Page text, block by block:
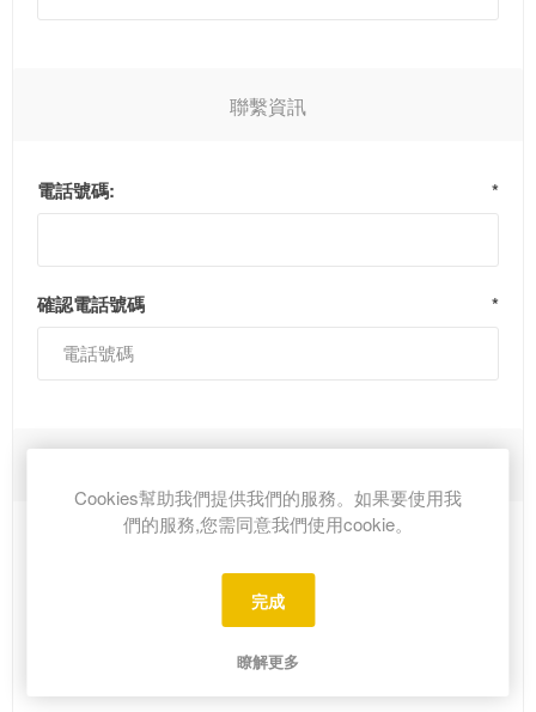
聯繫資訊
電話號碼: *
確認電話號碼 *
Cookies幫助我們提供我們的服務。如果要使用我
們的服務,您需同意我們使用cookie。
完成
瞭解更多